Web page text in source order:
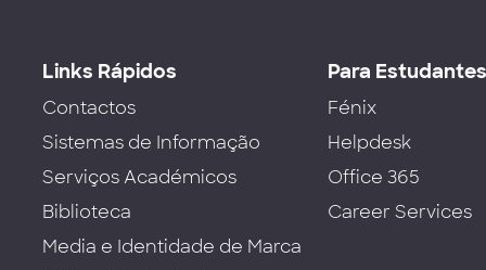
Links Rápidos
Contactos
Sistemas de Informação
Serviços Académicos
Biblioteca
Media e Identidade de Marca
Para
Fénix
Helpdesk
Office 365
Career Services